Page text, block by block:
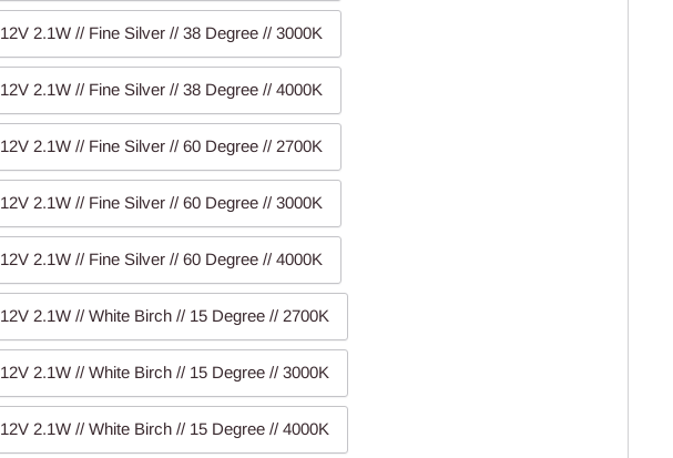
12V 2.1W // Fine Silver // 38 Degree // 3000K
12V 2.1W // Fine Silver // 38 Degree // 4000K
12V 2.1W // Fine Silver // 60 Degree // 2700K
12V 2.1W // Fine Silver // 60 Degree // 3000K
12V 2.1W // Fine Silver // 60 Degree // 4000K
12V 2.1W // White Birch // 15 Degree // 2700K
12V 2.1W // White Birch // 15 Degree // 3000K
12V 2.1W // White Birch // 15 Degree // 4000K